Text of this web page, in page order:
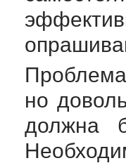
но
должна